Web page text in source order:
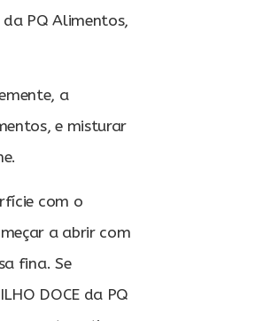
da PQ Alimentos,
a
e misturar
com o
a abrir com
fina. Se
DOCE da PQ